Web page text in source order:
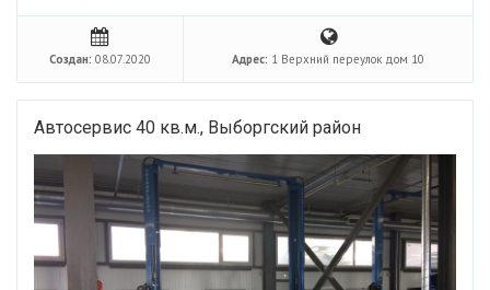
Создан: 08.07.2020 Адрес: 1 Верхний переулок дом 10
Автосервис 40 кв.м., Выборгский район